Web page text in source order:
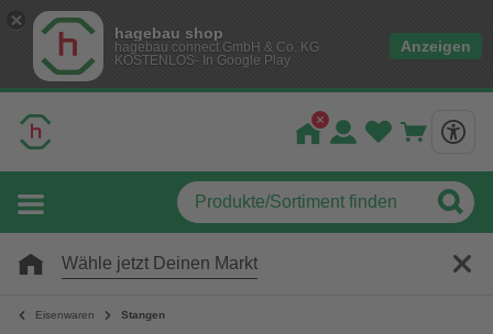
hagebau shop
hagebau connect GmbH & Co. KG
KOSTENLOS- In Google Play
Anzeigen
Wähle jetzt Deinen Markt
Eisenwaren Stangen